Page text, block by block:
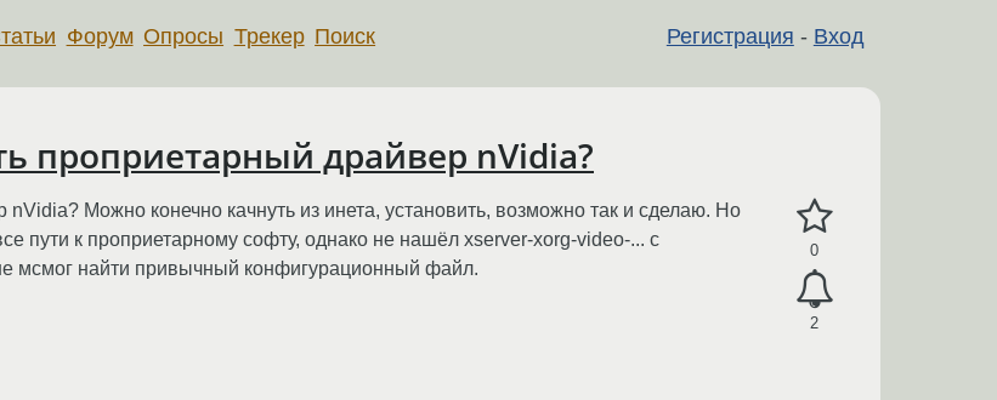
Регистрация - Вход
Форум Опросы Трекер Поиск
проприетарный драйвер nVidia?
0
2
Можно конечно качнуть из инета, установить, возможно так и сделаю. Но
пути к проприетарному софту, однако не нашёл xserver-xorg-video-... с
мсмог найти привычный конфигурационный файл.